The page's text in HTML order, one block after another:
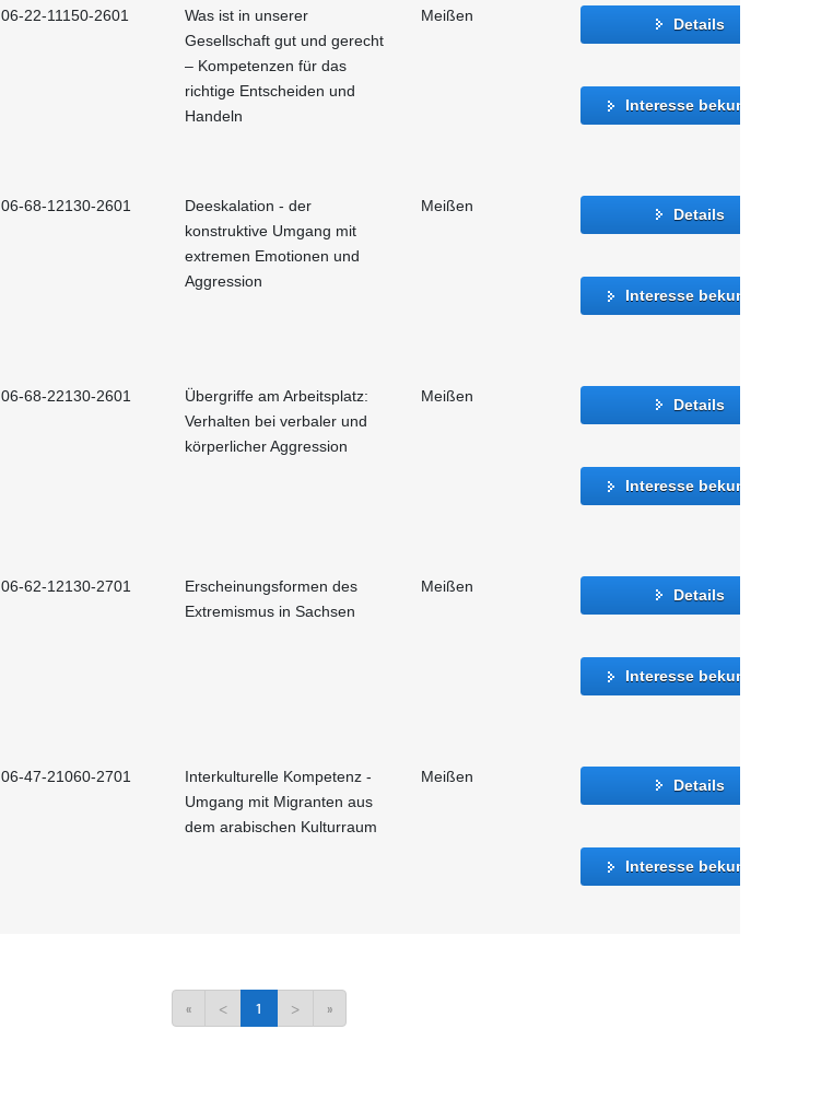
06-22-11150-2601
Was ist in unserer
Gesellschaft gut und gerecht
– Kompetenzen für das
richtige Entscheiden und
Handeln
Meißen Details
Interesse bekunden
06-68-12130-2601
Deeskalation - der
konstruktive Umgang mit
extremen Emotionen und
Aggression
Meißen Details
Interesse bekunden
06-68-22130-2601
Übergriffe am Arbeitsplatz:
Verhalten bei verbaler und
körperlicher Aggression
Meißen Details
Interesse bekunden
06-62-12130-2701
Erscheinungsformen des
Extremismus in Sachsen
Meißen Details
Interesse bekunden
06-47-21060-2701
Interkulturelle Kompetenz -
Umgang mit Migranten aus
dem arabischen Kulturraum
Meißen Details
Interesse bekunden
« < 1 > »